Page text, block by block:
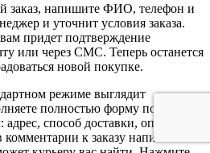
заказ, напишите ФИО, телефон и
и уточнит условия заказа.
придет подтверждение
или через СМС. Теперь останется
новой покупке.
режиме выглядит
полностью форму по
способ доставки, оплаты,
к заказу написать